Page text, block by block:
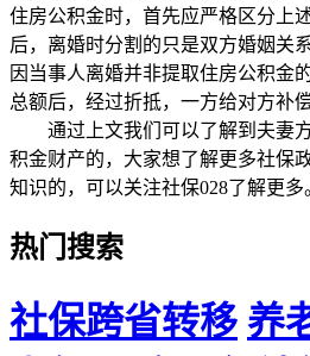
住房公积金时，首先应严格区分上
后，离婚时分割的只是双方婚姻关
因当事人离婚并非提取住房公积金
总额后，经过折抵，一方给对方补偿
通过上文我们可以了解到夫妻方
积金财产的，大家想了解更多社保
知识的，可以关注社保028了解更多
热门搜索
社保跨省转移 养